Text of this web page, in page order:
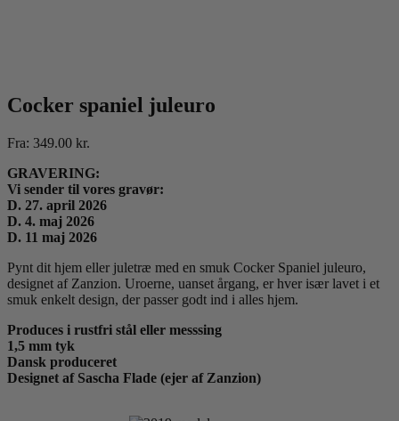
Cocker spaniel juleuro
Fra: 349.00 kr.
GRAVERING:
Vi sender til vores gravør:
D. 27. april 2026
D. 4. maj 2026
D. 11 maj 2026
Pynt dit hjem eller juletræ med en smuk Cocker Spaniel juleuro,
designet af Zanzion. Uroerne, uanset årgang, er hver især lavet i et
smuk enkelt design, der passer godt ind i alles hjem.
Produces i rustfri stål eller messsing
1,5 mm tyk
Dansk produceret
Designet af Sascha Flade (ejer af Zanzion)